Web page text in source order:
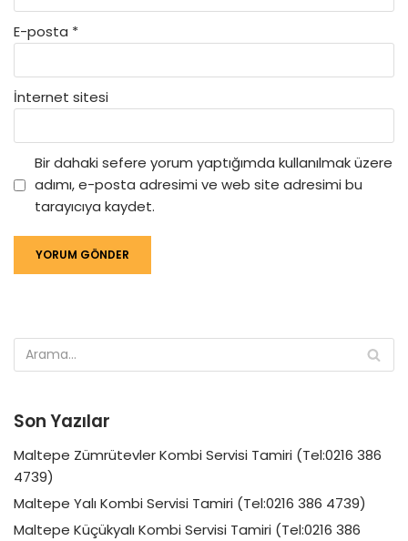
E-posta *
İnternet sitesi
Bir dahaki sefere yorum yaptığımda kullanılmak üzere
adımı, e-posta adresimi ve web site adresimi bu
tarayıcıya kaydet.
Son Yazılar
Maltepe Zümrütevler Kombi Servisi Tamiri (Tel:0216 386
4739)
Maltepe Yalı Kombi Servisi Tamiri (Tel:0216 386 4739)
Maltepe Küçükyalı Kombi Servisi Tamiri (Tel:0216 386